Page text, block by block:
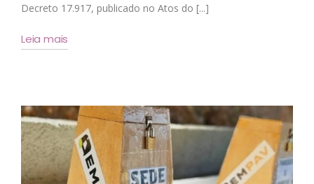
Decreto 17.917, publicado no Atos do [...]
Leia mais